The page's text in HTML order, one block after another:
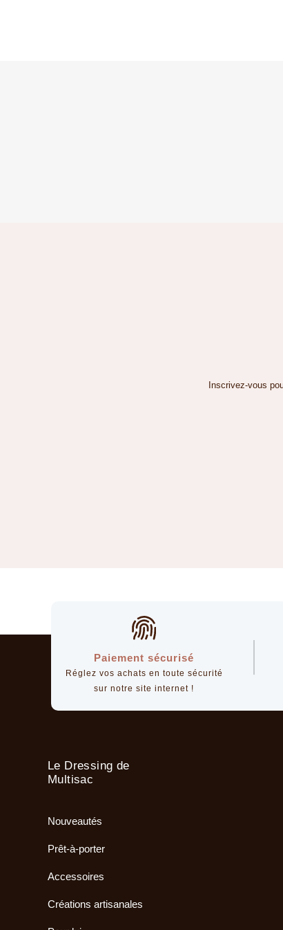
Inscrivez-vous
Paiement sécurisé
Réglez vos achats en toute sécurité
sur notre site internet !
Le Dressing de
Multisac
Nouveautés
Prêt-à-porter
Accessoires
Créations artisanales